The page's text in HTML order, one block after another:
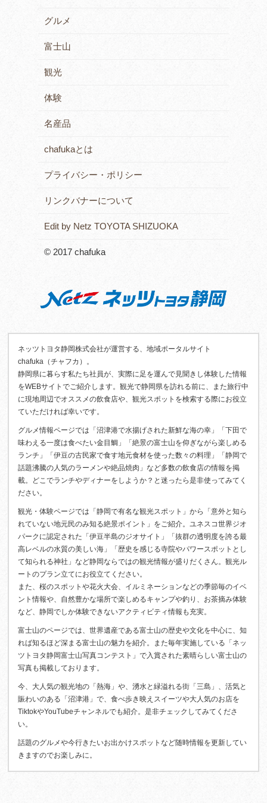
グルメ
富士山
観光
体験
名産品
chafukaとは
プライバシー・ポリシー
リンクバナーについて
Edit by Netz TOYOTA SHIZUOKA
© 2017 chafuka
ネッツトヨタ静岡株式会社が運営する、地域ポータルサイト
chafuka（チャフカ）。
静岡県に暮らす私たち社員が、実際に足を運んで見聞きし体験した情報
をWEBサイトでご紹介します。観光で静岡県を訪れる前に、また旅行中
に現地周辺でオススメの飲食店や、観光スポットを検索する際にお役立
ていただければ幸いです。
グルメ情報ページでは「沼津港で水揚げされた新鮮な海の幸」「下田で
味わえる一度は食べたい金目鯛」「絶景の富士山を仰ぎながら楽しめる
ランチ」「伊豆の古民家で食す地元食材を使った数々の料理」「静岡で
話題沸騰の人気のラーメンや絶品焼肉」など多数の飲食店の情報を掲
載。どこでランチやディナーをしようか？と迷ったら是非使ってみてく
ださい。
観光・体験ページでは「静岡で有名な観光スポット」から「意外と知ら
れていない地元民のみ知る絶景ポイント」をご紹介。ユネスコ世界ジオ
パークに認定された「伊豆半島のジオサイト」「抜群の透明度を誇る最
高レベルの水質の美しい海」「歴史を感じる寺院やパワースポットとし
て知られる神社」など静岡ならではの観光情報が盛りだくさん。観光ル
ートのプラン立てにお役立てください。
また、桜のスポットや花火大会、イルミネーションなどの季節毎のイベ
ント情報や、自然豊かな場所で楽しめるキャンプや釣り、お茶摘み体験
など、静岡でしか体験できないアクティビティ情報も充実。
富士山のページでは、世界遺産である富士山の歴史や文化を中心に、知
れば知るほど深まる富士山の魅力を紹介。また毎年実施している「ネッ
ツトヨタ静岡富士山写真コンテスト」で入賞された素晴らしい富士山の
写真も掲載しております。
今、大人気の観光地の「熱海」や、湧水と緑溢れる街「三島」、活気と
賑わいのある「沼津港」で、食べ歩き映えスイーツや大人気のお店を
TiktokやYouTubeチャンネルでも紹介。是非チェックしてみてくださ
い。
話題のグルメや今行きたいお出かけスポットなど随時情報を更新してい
きますのでお楽しみに。